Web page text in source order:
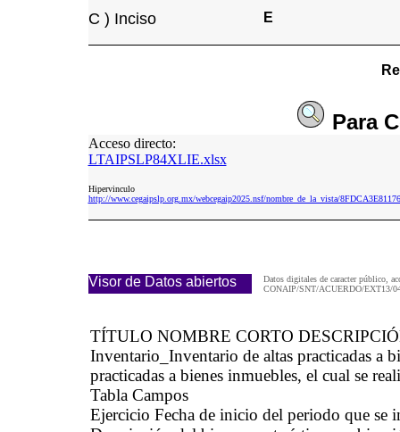
C ) Inciso E
Para
Acceso directo:
LTAIPSLP84XLIE.xlsx
Hipervinculo
http://www.cegaipslp.org.mx/webcegaip2025.nsf/nombre_de_la_vista/
Visor de Datos abiertos
Datos digitales de caracter público,
CONAIP/SNT/ACUERDO/EXT13/
TÍTULO NOMBRE CORTO
Inventario_Inventario de altas practicadas a
practicadas a bienes inmuebles, el cual se
Tabla Campos
Ejercicio Fecha de inicio del periodo que se